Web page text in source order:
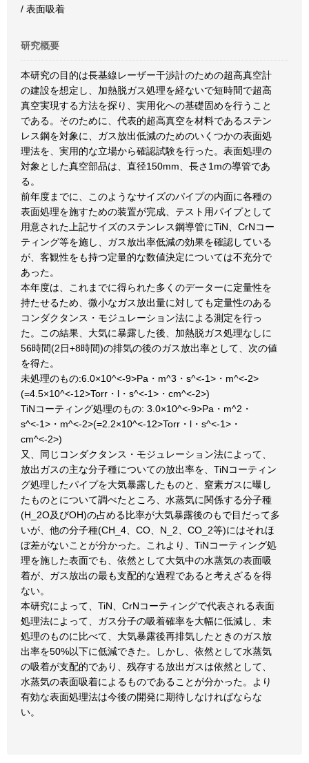
/ 表面吸着
研究概要
本研究の目的は長基線レーザー干渉計のための超高真空計
の建設を想定し、加熱脱ガス処理を経ないで短時間で超高
真空実現する方法を探り、実用化への基礎固めを行うこと
である。そのために、代表的超高真空を材料であるステン
レス鋼を対象に、ガス放出低減のためのいくつかの表面処
理法を、実用的な立場から確認試験を行った。表面処理の
対象とした真空部品は、直径150mm、長さ1mの導管であ
る。
前年度までに、このようなサイズのパイプの内面に各種の
表面処理を施すための装置が完成、テスト用パイプとして
用意された上記サイズのステンレス鋼導管にTiN、CrNコー
ティング等を施し、ガス放出率低減の効果を確認している
が、客観性をも持つ定量的な数値決定については不充分で
あった。
本年度は、これまでに得られた多くのデーターに定量性を
持たせるため、微小なガス放出量に対しても定量性のある
コンダクタンス・モジュレーション法による測定を行っ
た。この結果、大気に暴露した後、加熱脱ガス処理なしに
56時間(2日+8時間)の排気の後のガス放出率として、次の値
を得た。
未処理のもの:6.0×10^<-9>Pa・m^3・s^<-1>・m^<-2>
(=4.5×10^<-12>Torr・l・s^<-1>・cm^<-2>)
TiNコーティング処理のもの: 3.0×10^<-9>Pa・m^2・
s^<-1>・m^<-2>(=2.2×10^<-12>Torr・l・s^<-1>・
cm^<-2>)
又、同じコンダクタンス・モジュレーション法によって、
放出ガスの主な分子種についての放出率を、TiNコーティン
グ処理したパイプを大気暴露したものと、窒素ガスに曝し
たものとについて調べたところ、水蒸気に関係する分子種
(H_2O及びOH)の占める比率が大気暴露後のもで目だって多
いが、他の分子種(CH_4、CO、N_2、CO_2等)にはそれほ
ぼ差がないことが分かった。これより、TiNコーティング処
理を施した表面でも、依然として大気中の水蒸気の表面吸
着が、ガス放出の最も支配的な過程であると考えざるを得
ない。
本研究によって、TiN、CrNコーティングで代表される表面
処理法によって、ガス分子の吸着確率を大幅に低減し、未
処理のものに比べて、大気暴露後再排気したときのガス放
出率を50%以下に低減できた。しかし、依然として水蒸気
の吸着が支配的であり、残存する放出ガスは依然として、
水蒸気の表面吸着によるものであることが分かった。より
有効な表面処理法は今後の開発に期待しなければならな
い。